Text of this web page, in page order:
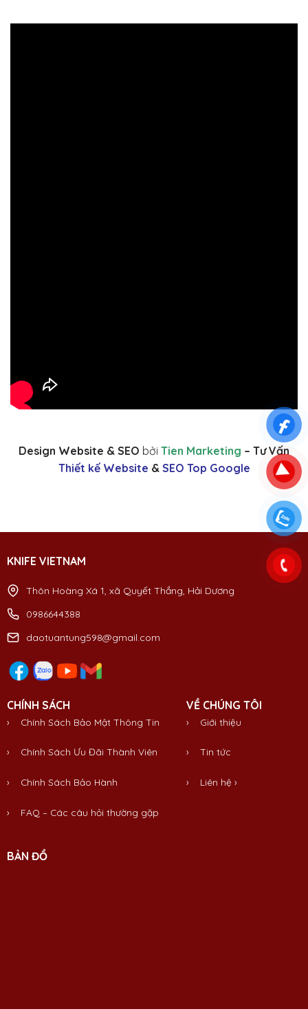
Design Website & SEO bởi Tien Marketing – Tư Vấn
Thiết kế Website & SEO Top Google
KNIFE VIETNAM
Thôn Hoàng Xá 1, xã Quyết Thắng, Hải Dương
0986644388
daotuantung598@gmail.com
CHÍNH SÁCH
› Chính Sách Bảo Mật Thông Tin
› Chính Sách Ưu Đãi Thành Viên
› Chính Sách Bảo Hành
› FAQ – Các câu hỏi thường gặp
VỀ CHÚNG TÔI
› Giới thiệu
›Tin tức
› Liên hệ ›
BẢN ĐỒ